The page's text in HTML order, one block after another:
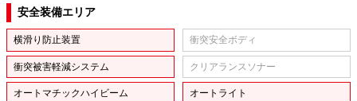
安全装備エリア
横滑り防止装置 衝突安全ボディ
衝突被害軽減システム クリアランスソナー
オートマチックハイビーム オートライト